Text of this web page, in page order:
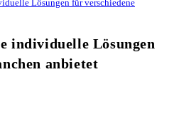
Lösungen für verschiedene
individuelle Lösungen
anbietet